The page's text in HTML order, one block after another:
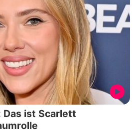
Das ist Scarlett